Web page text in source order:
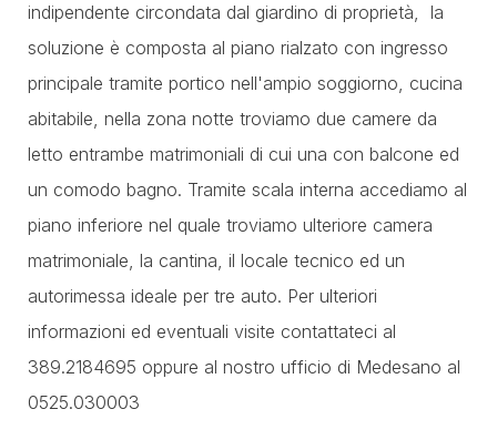
indipendente circondata dal giardino di proprietà, la
soluzione è composta al piano rialzato con ingresso
principale tramite portico nell'ampio soggiorno, cucina
abitabile, nella zona notte troviamo due camere da
letto entrambe matrimoniali di cui una con balcone ed
un comodo bagno. Tramite scala interna accediamo al
piano inferiore nel quale troviamo ulteriore camera
matrimoniale, la cantina, il locale tecnico ed un
autorimessa ideale per tre auto. Per ulteriori
informazioni ed eventuali visite contattateci al
389.2184695 oppure al nostro ufficio di Medesano al
0525.030003